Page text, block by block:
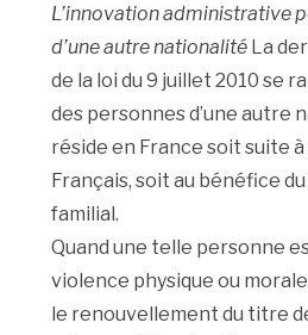
L’innovation administrative
d’une autre nationalité La
de la loi du 9 juillet 2010 se
des personnes d’une autre
réside en France soit suite à
Français, soit au bénéfice
familial.
Quand une telle personne
violence physique ou
le renouvellement du titre